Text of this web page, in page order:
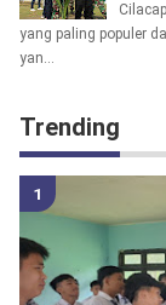
yang paling populer
yan...
Trending